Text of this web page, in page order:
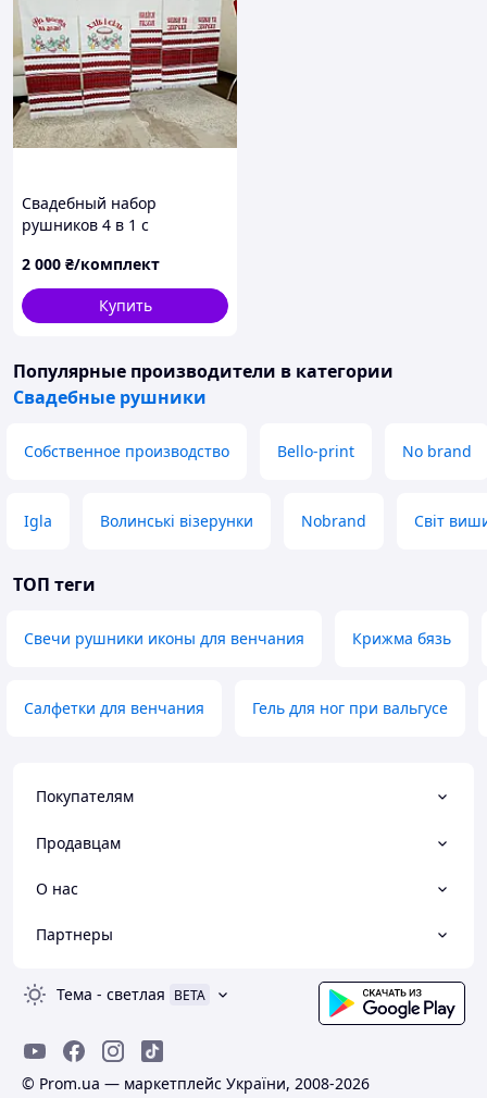
Свадебный набор
рушников 4 в 1 с
«На счастьє на судьбу»,
«Навеки вместе», «Спаси и
сохрани»
2 000 ₴/комплект
Купить
Популярные производители в категории
Свадебные рушники
Собственное производство Bello-print No brand
Igla Волинські візерунки Nobrand Світ
ТОП теги
Свечи рушники иконы для венчания Крижма бязь
Салфетки для венчания Гель для ног при вальгусе
Покупателям
Продавцам
О нас
Партнеры
Тема - светлая BETA
© Prom.ua — маркетплейс України, 2008-2026